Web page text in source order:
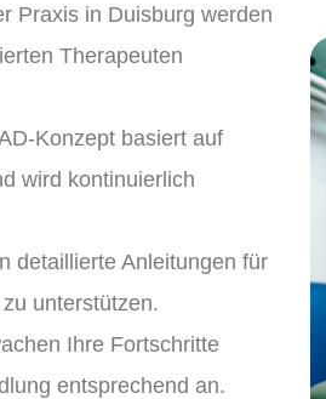
Praxis in Duisburg werden
Therapeuten
Konzept basiert auf
wird kontinuierlich
detaillierte Anleitungen für
unterstützen.
Ihre Fortschritte
entsprechend an.